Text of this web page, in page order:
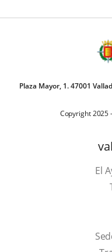
Plaza Mayor, 1. 47001
Copyright 2025
El